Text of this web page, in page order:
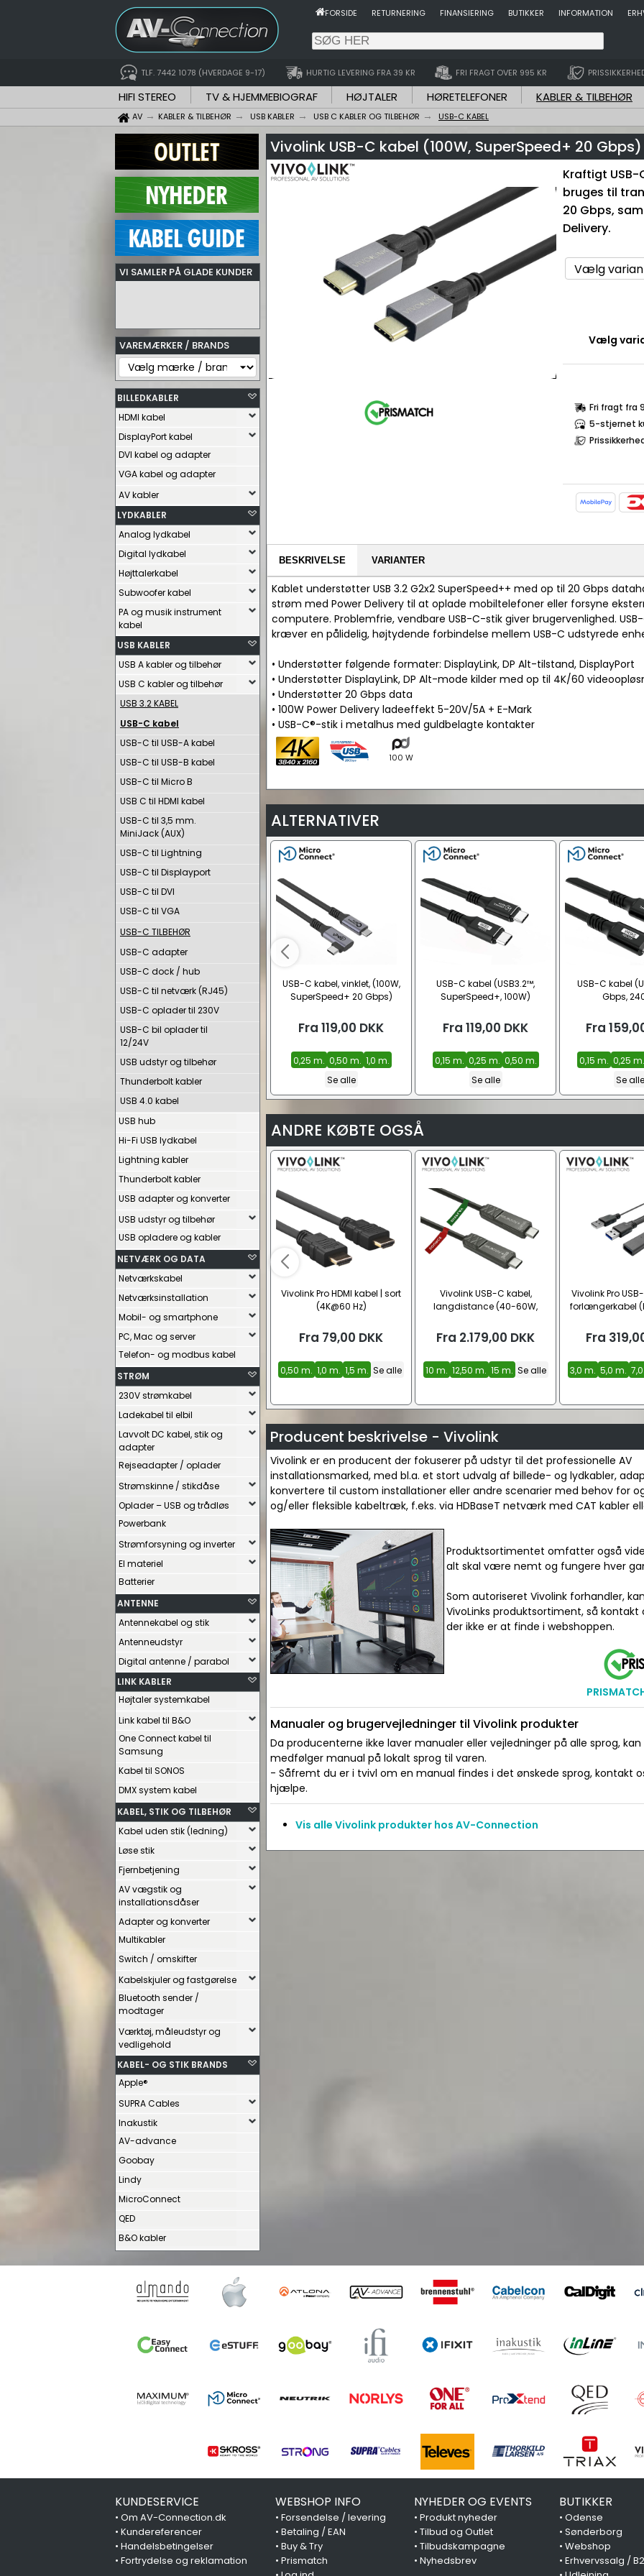
FORSIDE RETURNERING FINANSIERING BUTIKKER INFORMATION
TLF. 7442 1078 (HVERDAGE 9-17) HURTIG LEVERING FRA 39 KR FRI FRAGT OVER 995 KR
HIFI STEREO TV & HJEMMEBIOGRAF HØJTALER HØRETELEFONER KABLER & TILBEHØR
AV KABLER & TILBEHØR USB KABLER USB C KABLER OG TILBEHØR USB-C KABEL
VI SAMLER PÅ GLADE KUNDER
VAREMÆRKER / BRANDS
BILLEDKABLER
HDMI kabel
DisplayPort kabel
DVI kabel og adapter
VGA kabel og adapter
AV kabler
LYDKABLER
Analog lydkabel
Digital lydkabel
Højttalerkabel
Subwoofer kabel
PA og musik instrument
kabel
USB KABLER
USB A kabler og tilbehør
USB C kabler og tilbehør
USB 3.2 KABEL
USB-C kabel
USB-C til USB-A kabel
USB-C til USB-B kabel
USB-C til Micro B
USB C til HDMI kabel
USB-C til 3,5 mm.
MiniJack (AUX)
USB-C til Lightning
USB-C til Displayport
USB-C til DVI
USB-C til VGA
USB-C TILBEHØR
USB-C adapter
USB-C dock / hub
USB-C til netværk (RJ45)
USB-C oplader til 230V
USB-C bil oplader til
12/24V
USB udstyr og tilbehør
Thunderbolt kabler
USB 4.0 kabel
USB hub
Hi-Fi USB lydkabel
Lightning kabler
Thunderbolt kabler
USB adapter og konverter
USB udstyr og tilbehør
USB opladere og kabler
NETVÆRK OG DATA
Netværkskabel
Netværksinstallation
Mobil- og smartphone
PC, Mac og server
Telefon- og modbus kabel
STRØM
230V strømkabel
Ladekabel til elbil
Lavvolt DC kabel, stik og
adapter
Rejseadapter / oplader
Strømskinne / stikdåse
Oplader – USB og trådløs
Powerbank
Strømforsyning og inverter
El materiel
Batterier
ANTENNE
Antennekabel og stik
Antenneudstyr
Digital antenne / parabol
LINK KABLER
Højtaler systemkabel
Link kabel til B&O
One Connect kabel til
Samsung
Kabel til SONOS
DMX system kabel
KABEL, STIK OG TILBEHØR
Kabel uden stik (ledning)
Løse stik
Fjernbetjening
AV vægstik og
installationsdåser
Adapter og konverter
Multikabler
Switch / omskifter
Kabelskjuler og fastgørelse
Bluetooth sender /
modtager
Værktøj, måleudstyr og
vedligehold
KABEL- OG STIK BRANDS
Apple®
SUPRA Cables
Inakustik
AV-advance
Goobay
Lindy
MicroConnect
QED
B&O kabler
Vivolink USB-C kabel (100W, SuperSpeed+ 20 Gbps)
Kraftigt
bruges til
20 Gbps,
Delivery.
Vælg
Fri fragt fra
5-stjernet
BESKRIVELSE VARIANTER
Kablet understøtter USB 3.2 G2x2 SuperSpeed++ med op til 20 Gbps
strøm med Power Delivery til at oplade mobiltelefoner eller forsyne
computere. Problemfrie, vendbare USB-C-stik giver brugervenlighed.
kræver en pålidelig, højtydende forbindelse mellem USB-C udstyrede
• Understøtter følgende formater: DisplayLink, DP Alt-tilstand, DisplayPort
• Understøtter DisplayLink, DP Alt-mode kilder med op til 4K/60
• Understøtter 20 Gbps data
• 100W Power Delivery ladeeffekt 5-20V/5A + E-Mark
• USB-C®-stik i metalhus med guldbelagte kontakter
100 W
ALTERNATIVER
USB-C kabel, vinklet, (100W,
SuperSpeed+ 20 Gbps)
Fra 119,00 DKK
0,25 m. 0,50 m. 1,0 m.
Se alle
USB-C kabel (USB3.2™,
SuperSpeed+, 100W)
Fra 119,00 DKK
0,15 m. 0,25 m. 0,50 m.
Se alle
USB-C kabel
Gbps,
Fra
0,15 m. 0,25 m.
Se alle
ANDRE KØBTE OGSÅ
Vivolink Pro HDMI kabel | sort
(4K@60 Hz)
Fra 79,00 DKK
0,50 m. 1,0 m. 1,5 m. Se alle
Vivolink USB-C kabel,
langdistance (40-60W,
Fra 2.179,00 DKK
10 m. 12,50 m. 15 m. Se alle
Vivolink Pro
forlængerkabel
Fra
3,0 m. 5,0 m.
Producent beskrivelse - Vivolink
Vivolink er en producent der fokuserer på udstyr til det professionelle AV
installationsmarked, med bl.a. et stort udvalg af billede- og lydkabler,
konvertere til custom installationer eller andre scenarier med behov for
og/eller fleksible kabeltræk, f.eks. via HDBaseT netværk med CAT kabler
Produktsortimentet omfatter også
alt skal være nemt og fungere hver
Som autoriseret Vivolink forhandler,
VivoLinks produktsortiment, så
der ikke er at finde i webshoppen.
Manualer og brugervejledninger til Vivolink produkter
Da producenterne ikke laver manualer eller vejledninger på alle sprog,
medfølger manual på lokalt sprog til varen.
- Såfremt du er i tvivl om en manual findes i det ønskede sprog, kontakt
hjælpe.
Vis alle Vivolink produkter hos AV-Connection
KUNDESERVICE
• Om AV-Connection.dk
• Kundereferencer
• Handelsbetingelser
• Fortrydelse og reklamation
WEBSHOP INFO
• Forsendelse / levering
• Betaling / EAN
• Buy & Try
• Prismatch
NYHEDER OG EVENTS
• Produkt nyheder
• Tilbud og Outlet
• Tilbudskampagne
• Nyhedsbrev
BUTIKKER
•Odense
•Sønderborg
•Webshop
•Erhvervssalg /